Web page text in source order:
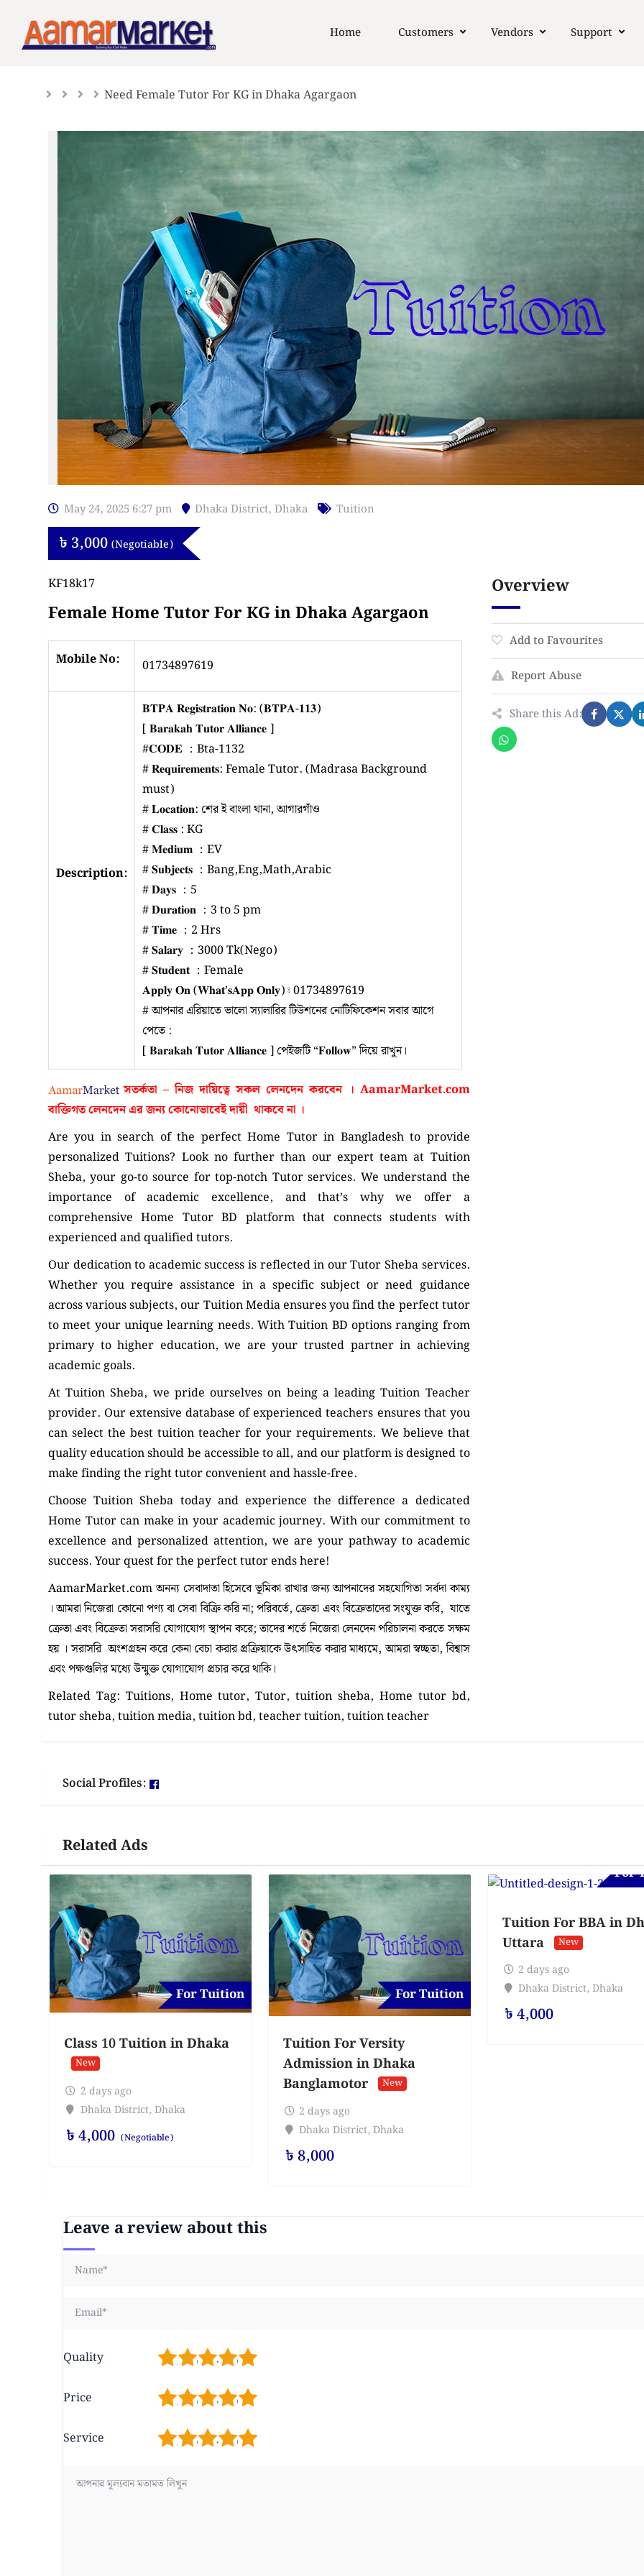
content
Home Customers Vendors Support
Need Female Tutor For KG in Dhaka Agargaon
May 24, 2025 6:27 pm Dhaka District, Dhaka Tuition
৳ 3,000 (Negotiable)
KF18k17
Female Home Tutor For KG in Dhaka Agargaon
Mobile No: 01734897619
Description:
𝐁𝐓𝐏𝐀 𝐑𝐞𝐠𝐢𝐬𝐭𝐫𝐚𝐭𝐢𝐨𝐧 𝐍𝐨: (𝐁𝐓𝐏𝐀-𝟏𝟏𝟑)
[ 𝐁𝐚𝐫𝐚𝐤𝐚𝐡 𝐓𝐮𝐭𝐨𝐫 𝐀𝐥𝐥𝐢𝐚𝐧𝐜𝐞 ]
#𝐂𝐎𝐃𝐄 ：Bta-1132
# 𝐑𝐞𝐪𝐮𝐢𝐫𝐞𝐦𝐞𝐧𝐭𝐬: Female Tutor. (Madrasa Background
must)
# 𝐋𝐨𝐜𝐚𝐭𝐢𝐨𝐧: শের ই বাংলা থানা, আগারগাঁও
# 𝐂𝐥𝐚𝐬𝐬 : KG
# 𝐌𝐞𝐝𝐢𝐮𝐦 ：EV
# 𝐒𝐮𝐛𝐣𝐞𝐜𝐭𝐬 ：Bang,Eng,Math,Arabic
# 𝐃𝐚𝐲𝐬 ：5
# 𝐃𝐮𝐫𝐚𝐭𝐢𝐨𝐧 ：3 to 5 pm
# 𝐓𝐢𝐦𝐞 ：2 Hrs
# 𝐒𝐚𝐥𝐚𝐫𝐲 ：3000 Tk(Nego)
# 𝐒𝐭𝐮𝐝𝐞𝐧𝐭 ：Female
𝐀𝐩𝐩𝐥𝐲 𝐎𝐧 (𝐖𝐡𝐚𝐭’𝐬𝐀𝐩𝐩 𝐎𝐧𝐥𝐲) ⦂ 01734897619
# আপনার এরিয়াতে ভালো স্যালারির টিউশনের নোটিফিকেশন সবার আগে
পেতে :
[ 𝐁𝐚𝐫𝐚𝐤𝐚𝐡 𝐓𝐮𝐭𝐨𝐫 𝐀𝐥𝐥𝐢𝐚𝐧𝐜𝐞 ] পেইজটি “𝐅𝐨𝐥𝐥𝐨𝐰” দিয়ে রাখুন।
সতর্কতা – নিজ দায়িত্বে সকল লেনদেন করবেন । AamarMarket.com
বাক্তিগত লেনদেন এর জন্য কোনোভাবেইদায়ী থাকবে না ।
Are you in search of the perfect Home Tutor in Bangladesh to provide
personalized Tuitions? Look no further than our expert team at Tuition
Sheba, your go-to source for top-notch Tutor services. We understand the
importance of academic excellence, and that’s why we offer a
comprehensive Home Tutor BD platform that connects students with
experienced and qualified tutors.
Our dedication to academic success is reflected in our Tutor Sheba services.
Whether you require assistance in a specific subject or need guidance
across various subjects, our Tuition Media ensures you find the perfect tutor
to meet your unique learning needs. With Tuition BD options ranging from
primary to higher education, we are your trusted partner in achieving
academic goals.
At Tuition Sheba, we pride ourselves on being a leading Tuition Teacher
provider. Our extensive database of experienced teachers ensures that you
can select the best tuition teacher for your requirements. We believe that
quality education should be accessible to all, and our platform is designed to
make finding the right tutor convenient and hassle-free.
Choose Tuition Sheba today and experience the difference a dedicated
Home Tutor can make in your academic journey. With our commitment to
excellence and personalized attention, we are your pathway to academic
success. Your quest for the perfect tutor ends here!
AamarMarket.com অনন্য সেবাদাতা হিসেবে ভূমিকা রাখার জন্য আপনাদের সহযোগিতা সর্বদা কাম্য
। আমরা নিজেরা কোনো পণ্য বা সেবা বিক্রি করি না; পরিবর্তে, ক্রেতা এবং বিক্রেতাদের সংযুক্ত করি, যাতে
ক্রেতা এবং বিক্রেতা সরাসরি যোগাযোগ স্থাপন করে; তাদের শর্তে নিজেরা লেনদেন পরিচালনা করতে সক্ষম
হয় । সরাসরি অংশগ্রহন করে কেনা বেচা করার প্রক্রিয়াকে উৎসাহিত করার মাধ্যমে, আমরা স্বচ্ছতা, বিশ্বাস
এবং পক্ষগুলির মধ্যে উন্মুক্ত যোগাযোগ প্রচার করে থাকি।
Related Tag: Tuitions, Home tutor, Tutor, tuition sheba, Home tutor bd,
tutor sheba, tuition media, tuition bd, teacher tuition, tuition teacher
Overview
Add to Favourites
Report Abuse
Share this Ad:
Social Profiles:
Related Ads
For Tuition
Class 10 Tuition in Dhaka
New
2 days ago
Dhaka District, Dhaka
৳4,000 (Negotiable)
For Tuition
Tuition For Versity
Admission in Dhaka
Banglamotor
New
2 days ago
Dhaka District, Dhaka
৳8,000
For
Tuition For BBA in
Uttara
New
2 days ago
Dhaka District, Dhaka
৳4,000
Leave a review about this
Quality 5
4
3
2
Price 5
4
3
2
Service 5
4
3
2